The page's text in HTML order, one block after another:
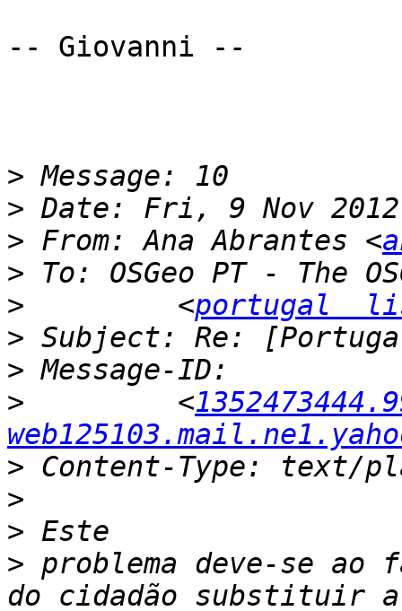
-- Giovanni --
>
>
> From: Ana Abrantes <
>
>
         <
portugal
>
>
>
         <
>
>
>
> problema deve-se ao